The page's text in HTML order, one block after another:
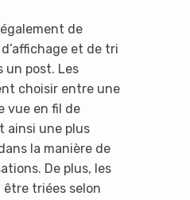
de
et de tri
un post. Les
choisir entre une
vue en fil de
ainsi une plus
la manière de
De plus, les
être triées selon